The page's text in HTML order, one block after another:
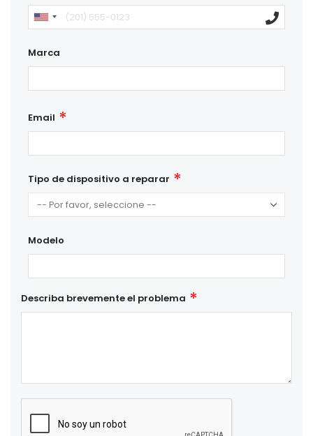
Marca
Email
Tipo de dispositivo a reparar
Modelo
Describa brevemente el problema